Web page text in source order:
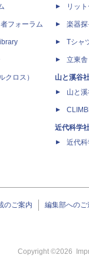
フォーラム
クロス）
リッ
楽器探
Tシャ
立東舎
山と溪谷
山と
近代科学
近代
のご案内 編集部へのご
Copyright ©2026